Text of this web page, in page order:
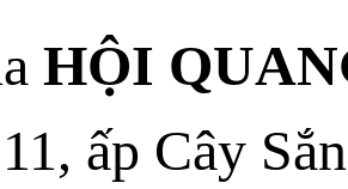
HỘI
ấp Cây